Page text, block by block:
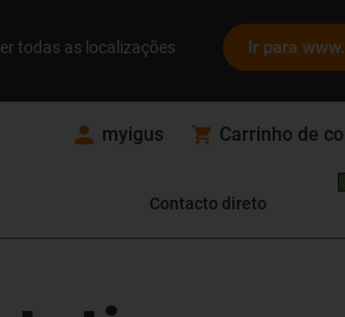
todas as localizações Ir para
myigus Carrinho de
Contacto direto